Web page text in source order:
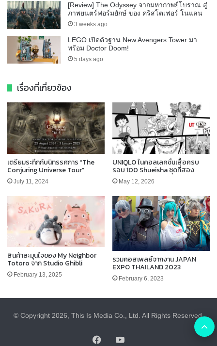
[Review] The Odyssey จากมหากาพย์โบราณ สู่
ภาพยนตร์ฟอร์มยักษ์ ของ คริสโตเฟอร์ โนแลน
3 weeks ago
LEGO เปิดตัวฐาน New Avengers Tower มา
พร้อม Doctor Doom!
5 days ago
เรื่องที่เกี่ยวข้อง
เตรียมระทึกกับนิทรรศการ “The
Conjuring Universe Tour”
July 11, 2024
UNIQLO ในคอลเลคชั่นเสื้อครบ
รอบ 100 Shueisha ชุดที่สอง
May 12, 2026
สินค้าละมุนใจของ My Neighbor
Totoro จาก Studio Ghibli
February 13, 2025
รวมคอสเพลย์จากงาน JAPAN
EXPO THAILAND 2023
February 6, 2023
© Copyright 2026, This Is Media Co., Ltd. All Rights Reserved.
FacebookYouTube